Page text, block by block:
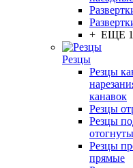
+ ЕЩЕ 1
Резцы
Резцы
канавок
Резцы
Резцы
Резцы
прямые